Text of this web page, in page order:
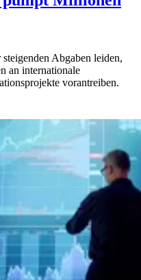
Abgaben leiden,
an internationale
vorantreiben.